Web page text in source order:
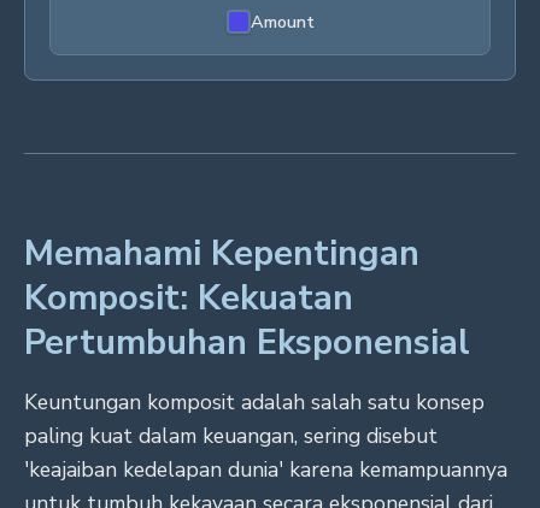
Amount
Memahami Kepentingan
Komposit: Kekuatan
Pertumbuhan Eksponensial
Keuntungan komposit adalah salah satu konsep
paling kuat dalam keuangan, sering disebut
'keajaiban kedelapan dunia' karena kemampuannya